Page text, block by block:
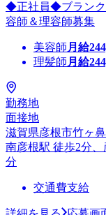
◆正社員◆ブランク
容師＆理容師募集
美容師 月給
理髪師 月給
勤務地
面接地
滋賀県彦根市竹ヶ
南彦根駅 徒歩2分
分
交通費支給